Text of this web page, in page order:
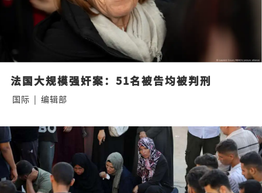
法国大规模强奸案：51名被告均被判刑
国际 | 编辑部